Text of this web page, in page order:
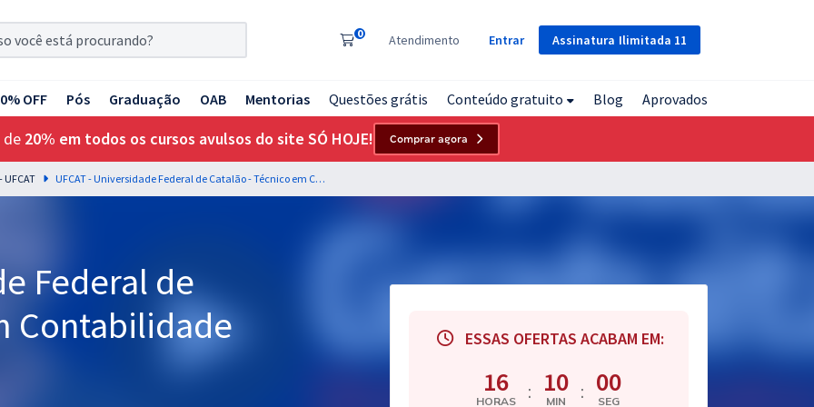
Assinatura Ilimitada 11
0 Atendimento Entrar
OFF Pós Graduação OAB Mentorias Questões grátis Conteúdo gratuito Blog Aprovados
de 20% em todos os cursos avulsos do site SÓ HOJE! Comprar agora
UFCAT - Universidade Federal de Catalão - Técnico em Contabilidade
Federal de
Contabilidade
ESSAS OFERTAS ACABAM EM:
16
HORAS : 09
MIN : 59
SEG